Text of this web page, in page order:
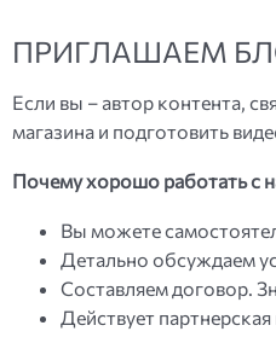
ПРИГЛАШАЕМ
Если вы – автор контента,
магазина и подготовить
Почему хорошо работать с
Вы можете
Детально обсуждаем
Составляем договор.
Действует